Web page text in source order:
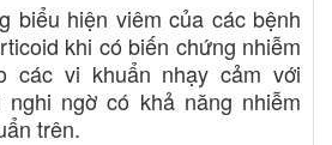
biểu hiện viêm của các bệnh
khi có biến chứng nhiễm
các vi khuẩn nhạy cảm với
nghi ngờ có khả năng nhiễm
trên.